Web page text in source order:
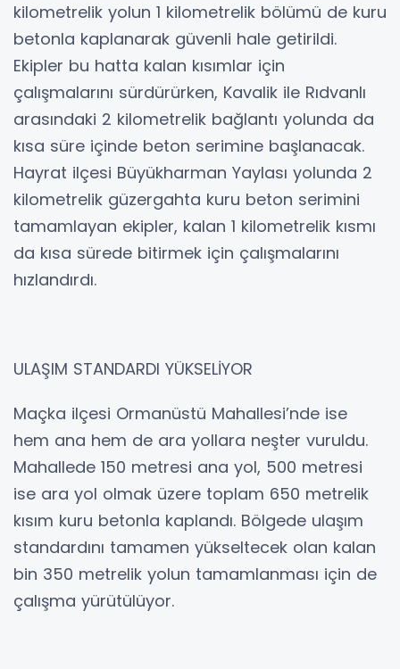
kilometrelik yolun 1 kilometrelik bölümü de kuru
betonla kaplanarak güvenli hale getirildi.
Ekipler bu hatta kalan kısımlar için
çalışmalarını sürdürürken, Kavalik ile Rıdvanlı
arasındaki 2 kilometrelik bağlantı yolunda da
kısa süre içinde beton serimine başlanacak.
Hayrat ilçesi Büyükharman Yaylası yolunda 2
kilometrelik güzergahta kuru beton serimini
tamamlayan ekipler, kalan 1 kilometrelik kısmı
da kısa sürede bitirmek için çalışmalarını
hızlandırdı.
ULAŞIM STANDARDI YÜKSELİYOR
Maçka ilçesi Ormanüstü Mahallesi’nde ise
hem ana hem de ara yollara neşter vuruldu.
Mahallede 150 metresi ana yol, 500 metresi
ise ara yol olmak üzere toplam 650 metrelik
kısım kuru betonla kaplandı. Bölgede ulaşım
standardını tamamen yükseltecek olan kalan
bin 350 metrelik yolun tamamlanması için de
çalışma yürütülüyor.